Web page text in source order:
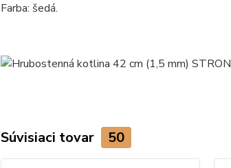
Farba: šedá.
Súvisiaci tovar 50